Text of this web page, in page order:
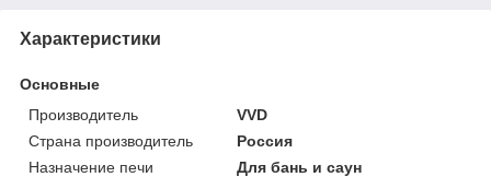
Характеристики
Основные
Производитель
VVD
Страна производитель
Россия
Назначение печи
Для бань и саун